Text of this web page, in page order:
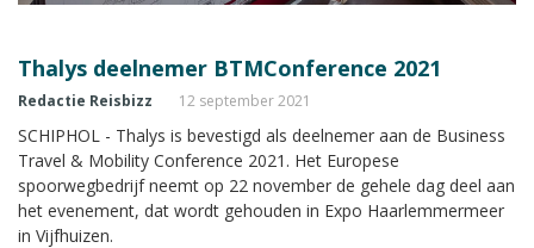
Thalys deelnemer BTMConference 2021
Redactie Reisbizz 12 september 2021
SCHIPHOL - Thalys is bevestigd als deelnemer aan de Business
Travel & Mobility Conference 2021. Het Europese
spoorwegbedrijf neemt op 22 november de gehele dag deel aan
het evenement, dat wordt gehouden in Expo Haarlemmermeer
in Vijfhuizen.